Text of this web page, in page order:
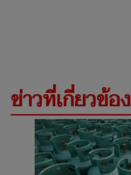
ข่าวที่เกี่ยวข้อง